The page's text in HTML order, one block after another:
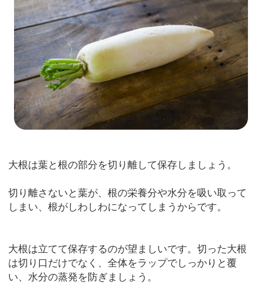
大根は葉と根の部分を切り離して保存しましょう。
切り離さないと葉が、根の栄養分や水分を吸い取って
しまい、根がしわしわになってしまうからです。
大根は立てて保存するのが望ましいです。切った大根
は切り口だけでなく、全体をラップでしっかりと覆
い、水分の蒸発を防ぎましょう。